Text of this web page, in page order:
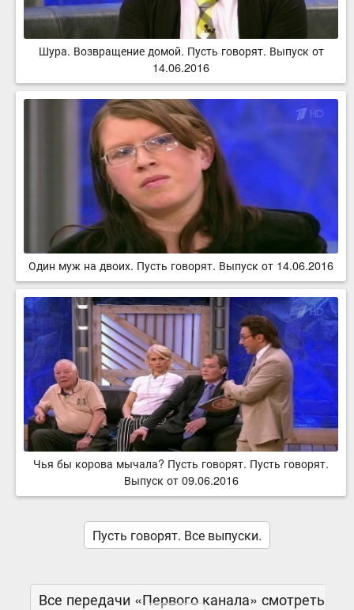
Шура. Возвращение домой. Пусть говорят. Выпуск от
14.06.2016
Один муж на двоих. Пусть говорят. Выпуск от 14.06.2016
Чья бы корова мычала? Пусть говорят. Пусть говорят.
Выпуск от 09.06.2016
Пусть говорят. Все выпуски.
Все передачи «Первого канала» смотреть